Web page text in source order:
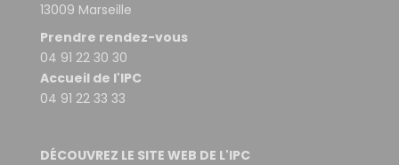
13009 Marseille
Prendre rendez-vous
04 91 22 30 30
Accueil de l'IPC
04 91 22 33 33
DÉCOUVREZ LE SITE WEB DE L'IPC